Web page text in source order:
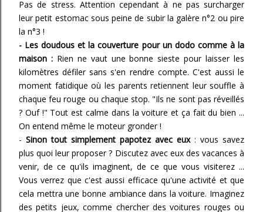
Pas de stress. Attention cependant à ne pas surcharger
leur petit estomac sous peine de subir la galère n°2 ou pire
la n°3 !
- Les doudous et la couverture pour un dodo comme à la
maison : Rien ne vaut une bonne sieste pour laisser les
kilomètres défiler sans s'en rendre compte. C'est aussi le
moment fatidique où les parents retiennent leur souffle à
chaque feu rouge ou chaque stop. "Ils ne sont pas réveillés
? Ouf !" Tout est calme dans la voiture et ça fait du bien ...
On entend même le moteur gronder !
- Sinon tout simplement papotez avec eux: vous savez
plus quoi leur proposer ? Discutez avec eux des vacances à
venir, de ce qu'ils imaginent, de ce que vous visiterez ...
Vous verrez que c'est aussi efficace qu'une activité et que
cela mettra une bonne ambiance dans la voiture. Imaginez
des petits jeux, comme chercher des voitures rouges ou